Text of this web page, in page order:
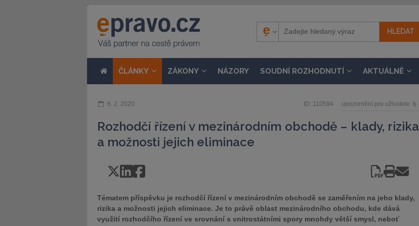
ČLÁNKY ZÁKONY NÁZORY SOUDNÍ ROZHODNUTÍ AKTUÁLNĚ
6. 2. 2020 ID: 110594 upozornění pro uživatele
Rozhodčí řízení v mezinárodním obchodě – klady, rizika
a možnosti jejich eliminace
Tématem příspěvku je rozhodčí řízení v mezinárodním obchodě se zaměřením na jeho klady,
rizika a možnosti jejich eliminace. Je to právě oblast mezinárodního obchodu, kde dává
využití rozhodčího řízení ve srovnání s vnitrostátními spory mnohdy větší smysl, neboť